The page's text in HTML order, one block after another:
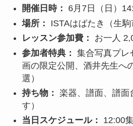
開催日時：
6月7日（日）
場所：
ISTAはばたき（生駒
レッスン参加費：
お一人
参加者特典： 集合写真プレ
画の限定公開、酒井先生へ
選）
持ち物： 楽器、譜面、譜面
す）
当日スケジュール：
12:00